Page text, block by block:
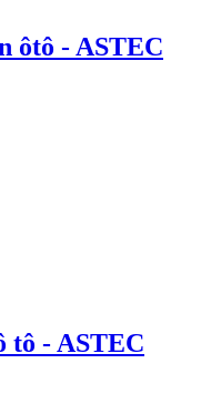
ôtô - ASTEC
tô - ASTEC